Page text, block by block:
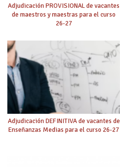
Adjudicación PROVISIONAL de vacantes
de maestros y maestras para el curso
26-27
Adjudicación DEFINITIVA de vacantes de
Enseñanzas Medias para el curso 26-27